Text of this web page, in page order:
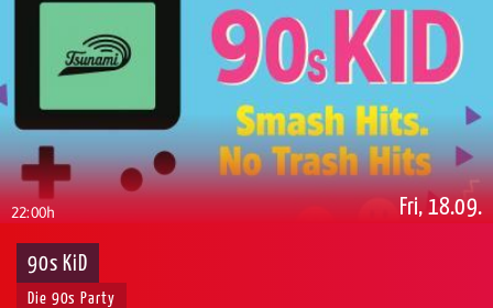
22:00h Fri, 18.09.
90s KiD
Die 90s Party